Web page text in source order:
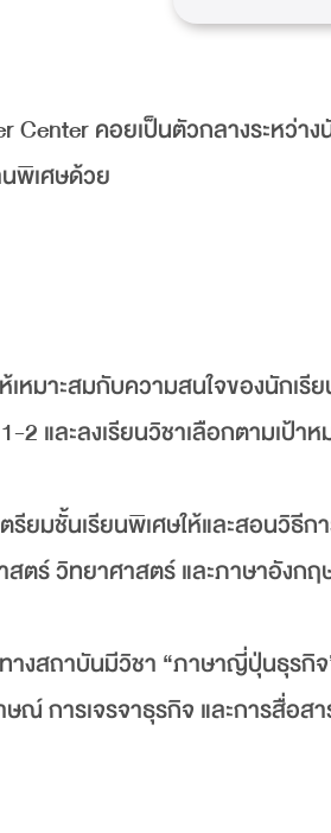
คอยเป็นตัวกลางระหว่าง
พิเศษด้วย
หมาะสมกับความสนใจของนักเรี
2 และลงเรียนวิชาเลือกตามเป้า
ยมชั้นเรียนพิเศษให้และสอนวิธีก
ตร์ วิทยาศาสตร์ และภาษาอังกฤ
างสถาบันมีวิชา “ภาษาญี่ปุ่นธุรกิ
ณ์ การเจรจาธุรกิจ และการสื่อส